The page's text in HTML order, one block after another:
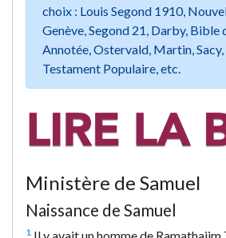
choix : Louis Segond 1910,
Genève, Segond 21, Darby, Bible
Annotée, Ostervald, Martin,
Testament Populaire, etc.
Ministère de Samuel
Naissance de Samuel
1 Il y avait un homme de Ramathajim